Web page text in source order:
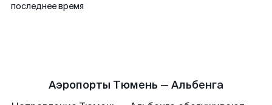
последнее время
Аэропорты Тюмень — Альбенга